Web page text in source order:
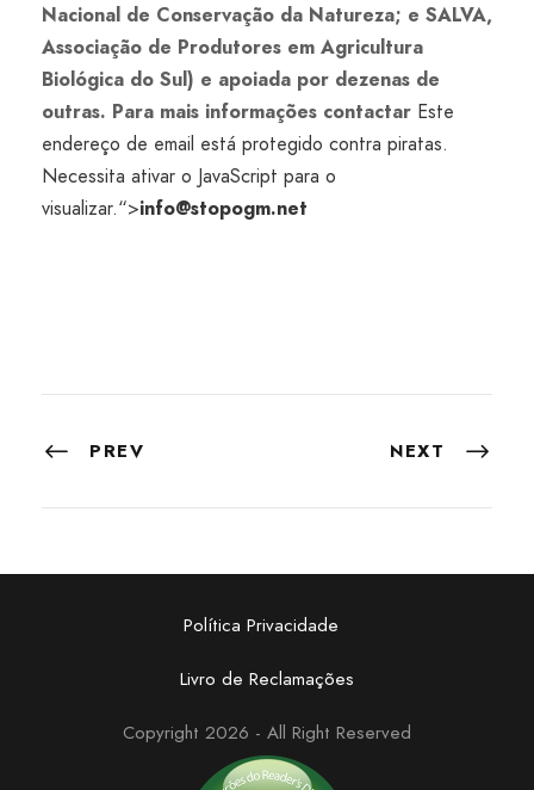
Nacional de Conservação da Natureza; e SALVA,
Associação de Produtores em Agricultura
Biológica do Sul) e apoiada por dezenas de
outras. Para mais informações contactar Este
endereço de email está protegido contra piratas.
Necessita ativar o JavaScript para o
visualizar.“>info@stopogm.net
PREV NEXT
Política Privacidade
Livro de Reclamações
Copyright 2026 - All Right Reserved